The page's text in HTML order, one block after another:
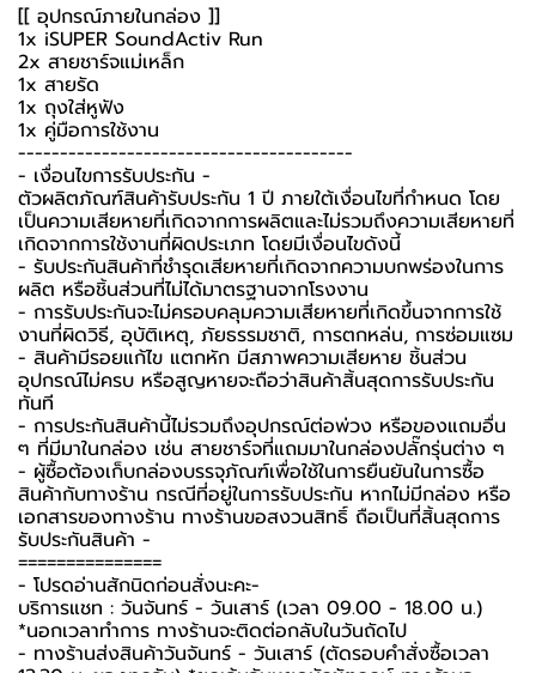
[[ อุปกรณ์ภายในกล่อง ]]
1x iSUPER SoundActiv Run
2x สายชาร์จแม่เหล็ก
1x สายรัด
1x ถุงใส่หูฟัง
1x คู่มือการใช้งาน
----------------------------------------
-️ เงื่อนไขการรับประกัน -️
ตัวผลิตภัณฑ์สินค้ารับประกัน 1 ปี ภายใต้เงื่อนไขที่กำหนด โดย
เป็นความเสียหายที่เกิดจากการผลิตและไม่รวมถึงความเสียหายที่
เกิดจากการใช้งานที่ผิดประเภท โดยมีเงื่อนไขดังนี้
- รับประกันสินค้าที่ชำรุดเสียหายที่เกิดจากความบกพร่องในการ
ผลิต หรือชิ้นส่วนที่ไม่ได้มาตรฐานจากโรงงาน
- การรับประกันจะไม่ครอบคลุมความเสียหายที่เกิดขึ้นจากการใช้
งานที่ผิดวิธี, อุบัติเหตุ, ภัยธรรมชาติ, การตกหล่น, การซ่อมแซม
- สินค้ามีรอยแก้ไข แตกหัก มีสภาพความเสียหาย ชิ้นส่วน
อุปกรณ์ไม่ครบ หรือสูญหายจะถือว่าสินค้าสิ้นสุดการรับประกัน
ทันที
- การประกันสินค้านี้ไม่รวมถึงอุปกรณ์ต่อพ่วง หรือของแถมอื่น
ๆ ที่มีมาในกล่อง เช่น สายชาร์จที่แถมมาในกล่องปลั๊กรุ่นต่าง ๆ
-️ ผู้ซื้อต้องเก็บกล่องบรรจุภัณฑ์เพื่อใช้ในการยืนยันในการซื้อ
สินค้ากับทางร้าน กรณีที่อยู่ในการรับประกัน หากไม่มีกล่อง หรือ
เอกสารของทางร้าน ทางร้านขอสงวนสิทธิ์ ถือเป็นที่สิ้นสุดการ
รับประกันสินค้า -️
===============
-️ โปรดอ่านสักนิดก่อนสั่งนะคะ-️
บริการแชท : วันจันทร์ - วันเสาร์ (เวลา 09.00 - 18.00 น.)
*นอกเวลาทำการ ทางร้านจะติดต่อกลับในวันถัดไป
- ทางร้านส่งสินค้าวันจันทร์ - วันเสาร์ (ตัดรอบคำสั่งซื้อเวลา